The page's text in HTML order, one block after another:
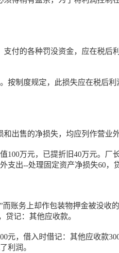
付的各种罚没资金，应在税
按制度规定，此损失应在税后
出售的净损失，均应列作营业
100万元，已提折旧40万元。
支出--处理固定资产净损失60
账务上却作包装物押金被没收
贷记：其他应收款。
元，借入时借记：其他应收款
利润。